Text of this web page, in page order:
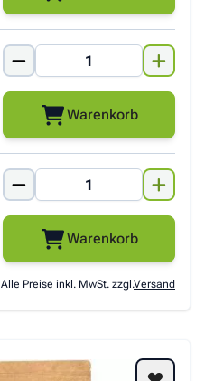
Warenkorb
Warenkorb
Alle Preise inkl. MwSt. zzgl.Versand